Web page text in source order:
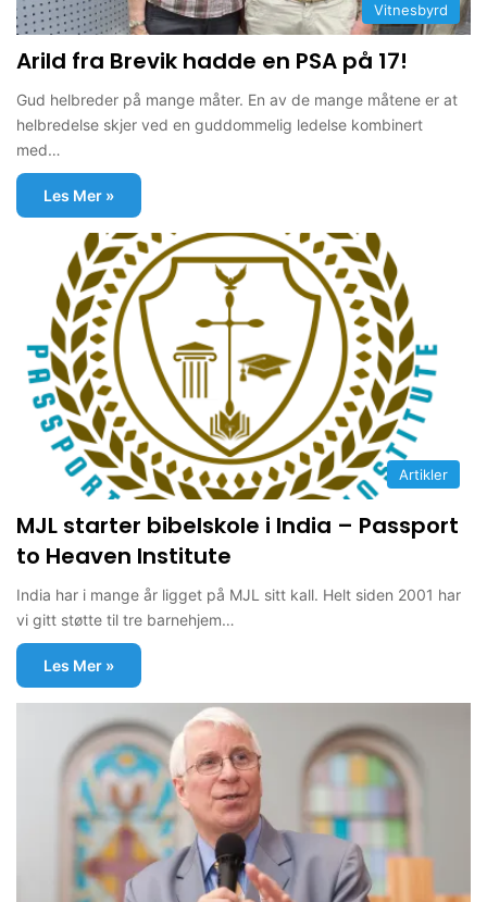
Vitnesbyrd
Arild fra Brevik hadde en PSA på 17!
Gud helbreder på mange måter. En av de mange måtene er at
helbredelse skjer ved en guddommelig ledelse kombinert
med…
Les Mer »
Artikler
MJL starter bibelskole i India – Passport
to Heaven Institute
India har i mange år ligget på MJL sitt kall. Helt siden 2001 har
vi gitt støtte til tre barnehjem…
Les Mer »